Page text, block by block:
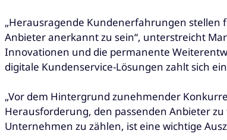
„Herausragende Kundenerfahrungen stellen
Anbieter anerkannt zu sein“, unterstreicht
Innovationen und die permanente
digitale Kundenservice-Lösungen zahlt sich
„Vor dem Hintergrund zunehmender
Herausforderung, den passenden Anbieter zu
Unternehmen zu zählen, ist eine wichtige